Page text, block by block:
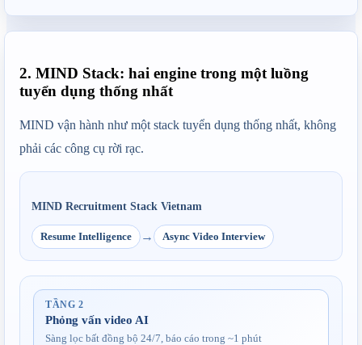
2. MIND Stack: hai engine trong một luồng
tuyển dụng thống nhất
MIND vận hành như một stack tuyển dụng thống nhất, không
phải các công cụ rời rạc.
MIND Recruitment Stack Vietnam
Resume Intelligence → Async Video Interview
TẦNG 2
Phỏng vấn video AI
Sàng lọc bất đồng bộ 24/7, báo cáo trong ~1 phút